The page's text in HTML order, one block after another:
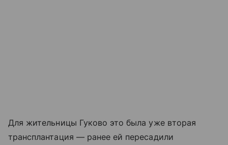
Для жительницы Гуково это была уже вторая
трансплантация — ранее ей пересадили